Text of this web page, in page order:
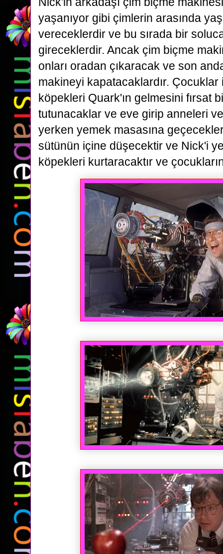
yaşanıyor gibi çimlerin arasında
vereceklerdir ve bu sırada bir
gireceklerdir. Ancak çim biçme
onları oradan çıkaracak ve son
makineyi kapatacaklardır. Çocuklar
köpekleri Quark'ın gelmesini fırsat
tutunacaklar ve eve girip anneleri
yerken yemek masasına
sütünün içine düşecektir ve Nick'i
köpekleri kurtaracaktır ve